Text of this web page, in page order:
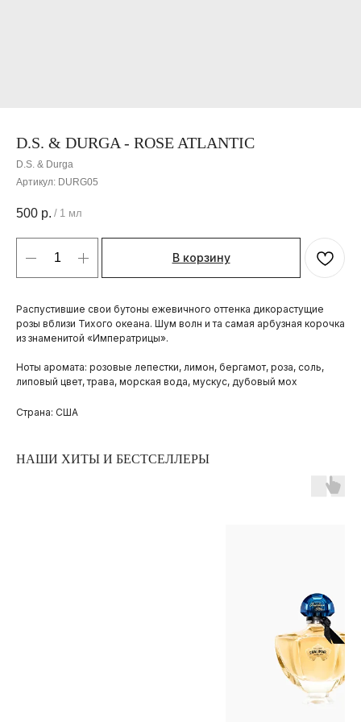
D.S. & DURGA - ROSE ATLANTIC
D.S. & Durga
Артикул: DURG05
500 р. / 1 мл
В корзину
Распустившие свои бутоны ежевичного оттенка дикорастущие
розы вблизи Тихого океана. Шум волн и та самая арбузная корочка
из знаменитой «Императрицы».
Ноты аромата: розовые лепестки, лимон, бергамот, роза, соль,
липовый цвет, трава, морская вода, мускус, дубовый мох
Страна: США
НАШИ ХИТЫ И БЕСТСЕЛЛЕРЫ